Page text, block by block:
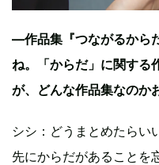
—作品集『つながるから
ね。「からだ」に関する
が、どんな作品集なのか
シシ：どうまとめたら
先にからだがあることを